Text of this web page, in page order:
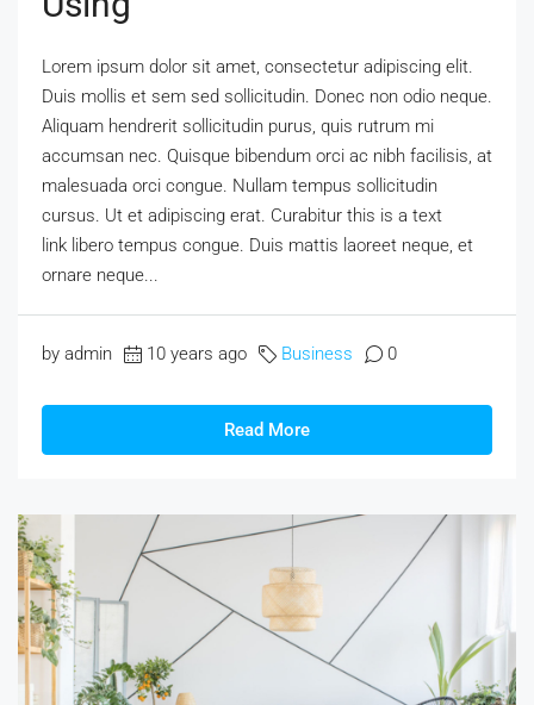
Lorem ipsum dolor sit amet, consectetur adipiscing elit.
Duis mollis et sem sed sollicitudin. Donec non odio neque.
Aliquam hendrerit sollicitudin purus, quis rutrum mi
accumsan nec. Quisque bibendum orci ac nibh facilisis, at
malesuada orci congue. Nullam tempus sollicitudin
cursus. Ut et adipiscing erat. Curabitur this is a text
link libero tempus congue. Duis mattis laoreet neque, et
ornare neque...
by admin 10 years ago Business 0
Read More